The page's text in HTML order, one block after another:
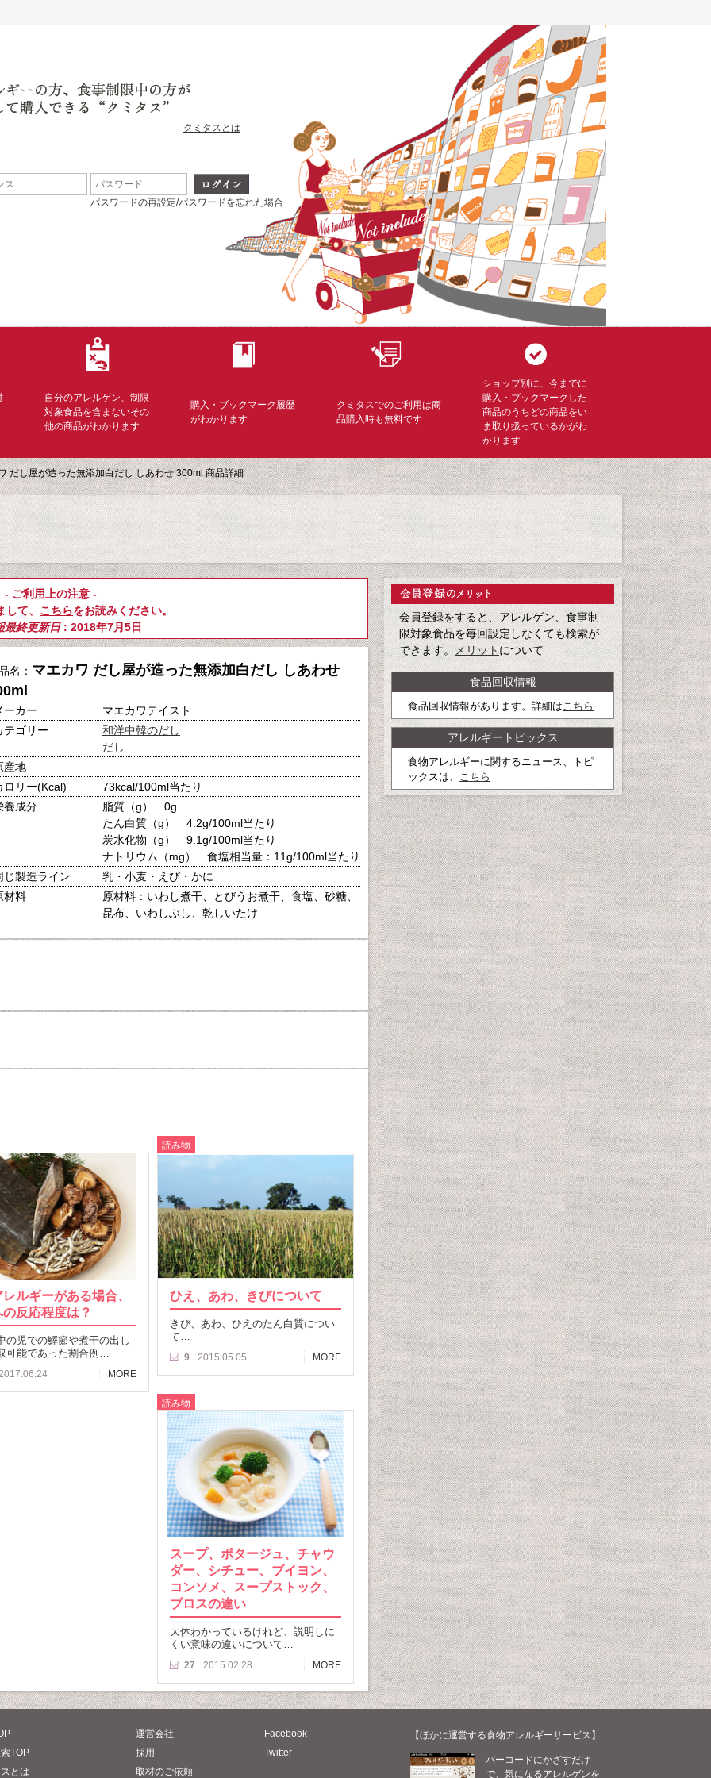
クミタスとは
パスワードの再設定/パスワードを忘れた場合
自分のアレルゲン、制限
対象食品を含まないその
他の商品がわかります
購入・ブックマーク履歴
がわかります
クミタスでのご利用は商
品購入時も無料です
ショップ別に、今までに
購入・ブックマークした
商品のうちどの商品をい
ま取り扱っているかがわ
かります
だし屋が造った無添加白だし しあわせ 300ml 商品詳細
- ご利用上の注意 -
て、 こちらをお読みください。
最終更新日: 2018年7月5日
名： マエカワ だし屋が造った無添加白だし しあわせ
ーカー
マエカワテイスト
テゴリー
和洋中韓のだし
だし
産地
ロリー(Kcal)
73kcal/100ml当たり
養成分
脂質（g） 0g
たん白質（g） 4.2g/100ml当たり
炭水化物（g） 9.1g/100ml当たり
ナトリウム（mg） 食塩相当量：11g/100ml当たり
じ製造ライン
乳・小麦・えび・かに
材料
原材料：いわし煮干、とびうお煮干、食塩、砂糖、
昆布、いわしぶし、乾しいたけ
ルギーがある場合、
反応程度は？
の児での鰹節や煮干の出し
可能であった割合例…
MORE
読み物
ひえ、あわ、きびについて
きび、あわ、ひえのたん白質につい
て…
9 2015.05.05 MORE
読み物
スープ、ポタージュ、チャウ
ダー、シチュー、ブイヨン、
コンソメ、スープストック、
ブロスの違い
大体わかっているけれど、説明しに
くい意味の違いについて…
27 2015.02.28 MORE
会員登録をすると、アレルゲン、食事制
限対象食品を毎回設定しなくても検索が
できます。メリットについて
食品回収情報
食品回収情報があります。詳細は こちら
アレルギートピックス
食物アレルギーに関するニュース、トピ
ックスは、
こちら
TOP
とは
運営会社
採用
取材のご依頼
Facebook
Twitter
【ほかに運営する食物アレルギーサービス】
バーコードにかざすだけ
で、気になるアレルゲンを